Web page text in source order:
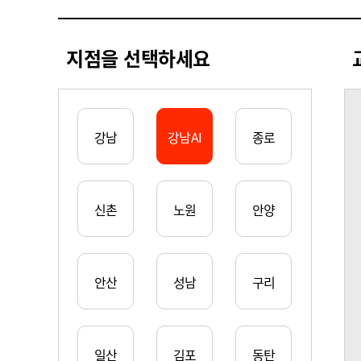
지점을 선택하세요
강남 강남AI 종로
신촌 노원 안양
안산 성남 구리
일산 김포 동탄